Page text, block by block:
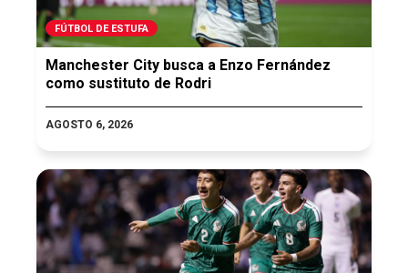
FÚTBOL DE ESTUFA
Manchester City busca a Enzo Fernández
como sustituto de Rodri
AGOSTO 6, 2026